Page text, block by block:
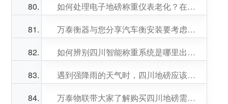
如何处理电子地磅称重仪表老化？在线解答
万泰衡器与您分享汽车衡安装要考虑的几个因素！
如何辨别四川智能称重系统是哪里出现了问题呢？
遇到强降雨的天气时，四川地磅应该怎么避免被雨水浸泡
万泰物联带大家了解购买四川地磅需要了解的几个关键因素